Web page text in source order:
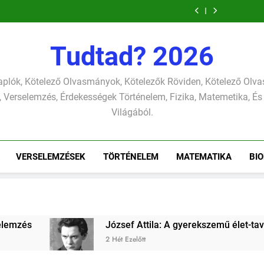
gyerekszemű élet-
József Attila: A
gyerekszemű élet-
Mihály:
József Attila: A
verselemzés
Tudtad? 2026
Kötelező Olvasmányok, Kötelezők Röviden, Kötelező
Verselemzés, Érdekességek Történelem, Fizika, Matemetika,
Világából.
VERSELEMZÉSEK TÖRTÉNELEM MATEMATIKA
A gyerekszemű élet-tavon verselemzés